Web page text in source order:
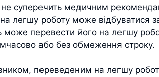
суперечить медичним
легшу роботу може відбуватися
може перевести його на легшу
або без обмеження строку.
переведеним на легшу